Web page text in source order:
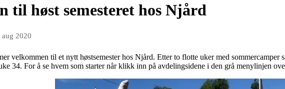
til høst semesteret hos Njård
aug 2020
velkommen til et nytt høstsemester hos Njård. Etter to flotte uker med sommercamper
34. For å se hvem som starter når klikk inn på avdelingsidene i den grå menylinjen